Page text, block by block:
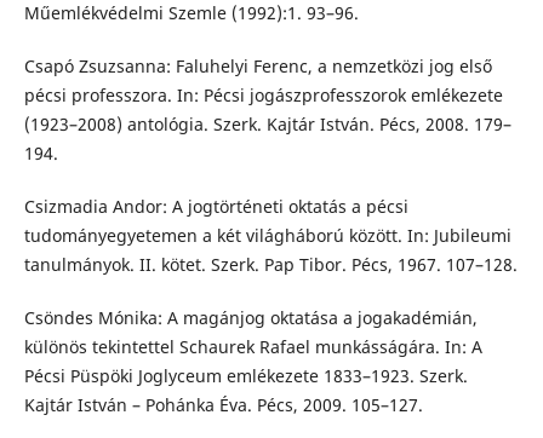
Műemlékvédelmi Szemle (1992):1. 93–96.
Csapó Zsuzsanna: Faluhelyi Ferenc, a nemzetközi jog első
pécsi professzora. In: Pécsi jogászprofesszorok emlékezete
(1923–2008) antológia. Szerk. Kajtár István. Pécs, 2008. 179–
194.
Csizmadia Andor: A jogtörténeti oktatás a pécsi
tudományegyetemen a két világháború között. In: Jubileumi
tanulmányok. II. kötet. Szerk. Pap Tibor. Pécs, 1967. 107–128.
Csöndes Mónika: A magánjog oktatása a jogakadémián,
különös tekintettel Schaurek Rafael munkásságára. In: A
Pécsi Püspöki Joglyceum emlékezete 1833–1923. Szerk.
Kajtár István – Pohánka Éva. Pécs, 2009. 105–127.